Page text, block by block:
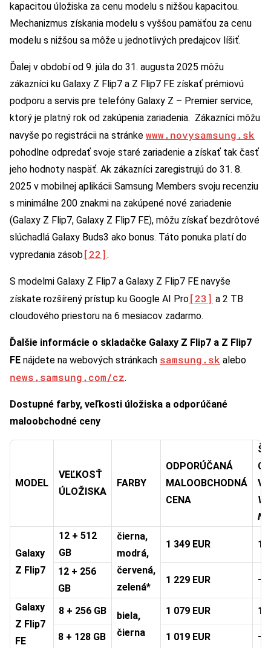
kapacitou úložiska za cenu modelu s nižšou kapacitou.
Mechanizmus získania modelu s vyššou pamäťou za cenu
modelu s nižšou sa môže u jednotlivých predajcov líšiť.
Ďalej v období od 9. júla do 31. augusta 2025 môžu
zákazníci ku Galaxy Z Flip7 a Z Flip7 FE získať prémiovú
podporu a servis pre telefóny Galaxy Z – Premier service,
ktorý je platný rok od zakúpenia zariadenia. Zákazníci môžu
navyše po registrácii na stránke www.novysamsung.sk
pohodlne odpredať svoje staré zariadenie a získať tak časť
jeho hodnoty naspäť. Ak zákazníci zaregistrujú do 31. 8.
2025 v mobilnej aplikácii Samsung Members svoju recenziu
s minimálne 200 znakmi na zakúpené nové zariadenie
(Galaxy Z Flip7, Galaxy Z Flip7 FE), môžu získať bezdrôtové
slúchadlá Galaxy Buds3 ako bonus. Táto ponuka platí do
vypredania zásob[22].
S modelmi Galaxy Z Flip7 a Galaxy Z Flip7 FE navyše
získate rozšírený prístup ku Google AI Pro[23] a 2 TB
cloudového priestoru na 6 mesiacov zadarmo.
Ďalšie informácie o skladačke Galaxy Z Flip7 a Z Flip7
FE nájdete na webových stránkach samsung.sk alebo
news.samsung.com/cz.
Dostupné farby, veľkosti úložiska a odporúčané
maloobchodné ceny
MODEL
VEĽKOSŤ
ÚLOŽISKA
FARBY
ODPORÚČANÁ
MALOOBCHODNÁ
CENA
V
Galaxy
Z Flip7
12 + 512
GB
čierna,
modrá,
červená,
zelená*
1 349 EUR 1
12 + 256
GB
1 229 EUR –
Galaxy
Z Flip7
FE
8 + 256 GB
biela,
čierna
1 079 EUR 1
8 + 128 GB 1 019 EUR –